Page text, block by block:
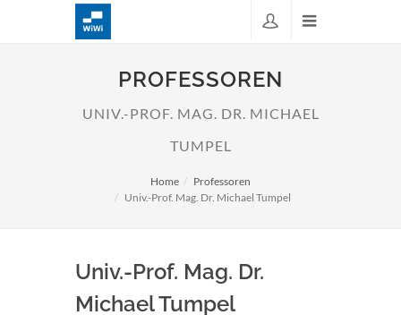
PROFESSOREN
UNIV.-PROF. MAG. DR. MICHAEL
TUMPEL
Home
Professoren
Univ.-Prof. Mag. Dr. Michael Tumpel
Univ.-Prof. Mag. Dr.
Michael Tumpel